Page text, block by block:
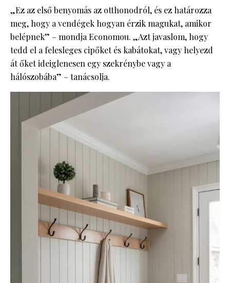
„Ez az első benyomás az otthonodról, és ez határozza
meg, hogy a vendégek hogyan érzik magukat, amikor
belépnek” – mondja Economou. „Azt javaslom, hogy
tedd el a felesleges cipőket és kabátokat, vagy helyezd
át őket ideiglenesen egy szekrénybe vagy a
hálószobába” – tanácsolja.